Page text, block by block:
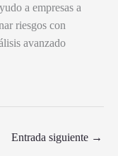
a empresas a
riesgos con
avanzado
Entrada siguiente →